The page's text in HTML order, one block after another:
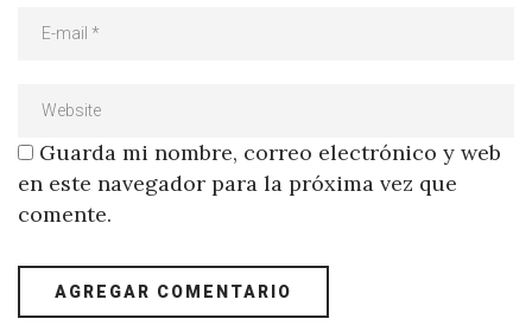
Guarda mi nombre, correo electrónico y web
en este navegador para la próxima vez que
comente.